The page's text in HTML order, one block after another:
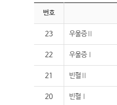
번호
23 우울증Ⅱ
22 우울증Ⅰ
21 빈혈Ⅱ
20 빈혈Ⅰ